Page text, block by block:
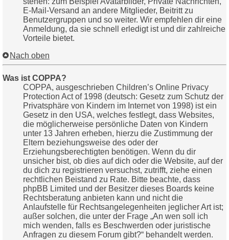
E-Mail-Versand an andere Mitglieder, Beitritt zu
Benutzergruppen und so weiter. Wir empfehlen dir eine
Anmeldung, da sie schnell erledigt ist und dir zahlreiche
Vorteile bietet.
Nach oben
Was ist COPPA?
COPPA, ausgeschrieben Children’s Online Privacy
Protection Act of 1998 (deutsch: Gesetz zum Schutz der
Privatsphäre von Kindern im Internet von 1998) ist ein
Gesetz in den USA, welches festlegt, dass Websites,
die möglicherweise persönliche Daten von Kindern
unter 13 Jahren erheben, hierzu die Zustimmung der
Eltern beziehungsweise des oder der
Erziehungsberechtigten benötigen. Wenn du dir
unsicher bist, ob dies auf dich oder die Website, auf der
du dich zu registrieren versuchst, zutrifft, ziehe einen
rechtlichen Beistand zu Rate. Bitte beachte, dass
phpBB Limited und der Besitzer dieses Boards keine
Rechtsberatung anbieten kann und nicht die
Anlaufstelle für Rechtsangelegenheiten jeglicher Art ist;
außer solchen, die unter der Frage „An wen soll ich
mich wenden, falls es Beschwerden oder juristische
Anfragen zu diesem Forum gibt?“ behandelt werden.